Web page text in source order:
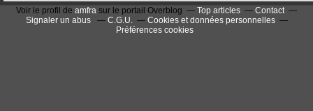
Voir le profil de amfra sur le portail Overblog Top articles
Contact
Signaler un abus
C.G.U.
Cookies et données personnelles
Préférences cookies